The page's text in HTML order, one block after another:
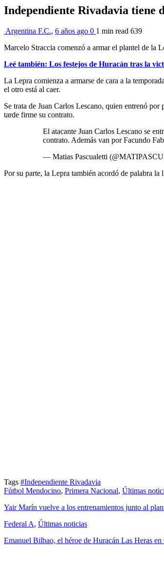
Independiente Rivadavia tiene
Argentina F.C., 6 años ago 0 1 min read 639
Marcelo Straccia comenzó a armar el plantel de la
Leé también: Los festejos de Huracán tras la
La Lepra comienza a armarse de cara a la
el otro está al caer.
Se trata de Juan Carlos Lescano, quien entrenó
tarde firme su contrato.
El atacante Juan Carlos Lescano se
contrato. Además van por Facundo
— Matias Pascualetti
Por su parte, la Lepra también acordó de palabra
Tags #Independiente Rivadavia
Fútbol Mendocino, Primera Nacional, Últimas
Yair Marín vuelve a los entrenamientos junto al
Federal A, Últimas noticias
Emanuel Bilbao, el héroe de Huracán Las Heras